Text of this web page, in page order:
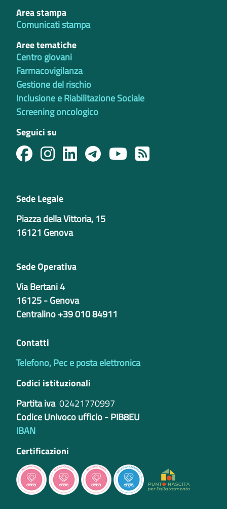
Area stampa
Comunicati stampa
Aree tematiche
Centro giovani
Farmacovigilanza
Gestione del rischio
Inclusione e Riabilitazione Sociale
Screening oncologico
Seguici su
Sede Legale
Piazza della Vittoria, 15
16121 Genova
Sede Operativa
Via Bertani 4
16125 - Genova
Centralino +39 010 84911
Contatti
Telefono, Pec e posta elettronica
Codici istituzionali
Partita iva 02421770997
Codice Univoco ufficio - PIB8EU
IBAN
Certificazioni